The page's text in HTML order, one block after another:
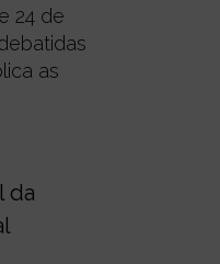
24 de
as
da